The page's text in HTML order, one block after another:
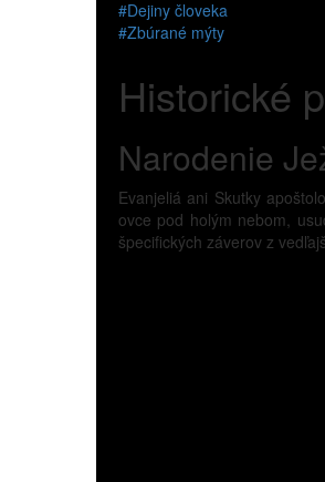
#Dejiny človeka
#Zbúrané mýty
Historické
Narodenie
Evanjeliá ani Skutky
ovce pod holým nebom,
špecifických záverov z